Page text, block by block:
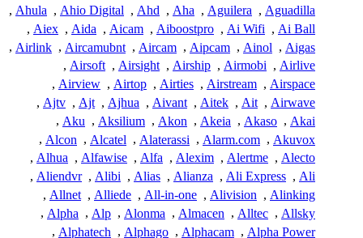
Aguadilla
,
Aguilera
,
Aha
,
Ahd
,
Ahio Digital
,
Ahula
,
Ai Ball
,
Ai Wifi
,
Aiboostpro
,
Aicam
,
Aida
,
Aiex
,
Aigas
,
Ainol
,
Aipcam
,
Aircam
,
Aircamubnt
,
Airlink
,
Airlive
,
Airmobi
,
Airship
,
Airsight
,
Airsoft
,
Airspace
,
Airstream
,
Airties
,
Airtop
,
Airview
,
Airwave
,
Ait
,
Aitek
,
Aivant
,
Ajhua
,
Ajt
,
Ajtv
,
Akai
,
Akaso
,
Akeia
,
Akon
,
Aksilium
,
Aku
,
Akuvox
,
Alarm.com
,
Alaterassi
,
Alcatel
,
Alcon
,
Alecto
,
Alertme
,
Alexim
,
Alfa
,
Alfawise
,
Alhua
,
Ali
,
Ali Express
,
Alianza
,
Alias
,
Alibi
,
Aliendvr
,
Alinking
,
Alivision
,
All-in-one
,
Alliede
,
Allnet
,
Allsky
,
Alltec
,
Almacen
,
Alonma
,
Alp
,
Alpha
,
Alpha Power
,
Alphacam
,
Alphago
,
Alphatech
,